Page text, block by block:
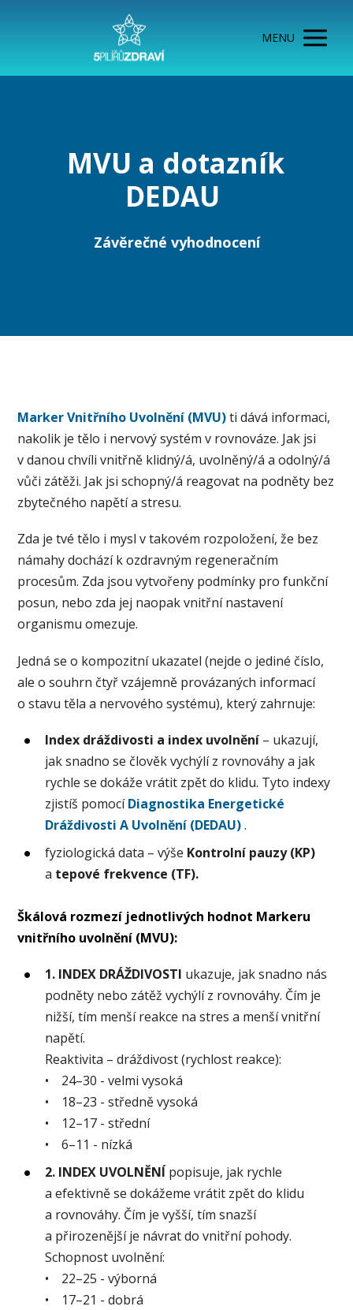
MENU
MVU a dotazník
DEDAU
Závěrečné vyhodnocení
Marker Vnitřního Uvolnění (MVU)ti dává informaci,
nakolik je tělo i nervový systém v rovnováze. Jak jsi
v danou chvíli vnitřně klidný/á, uvolněný/á a odolný/á
vůči zátěži. Jak jsi schopný/á reagovat na podněty bez
zbytečného napětí a stresu.
Zda je tvé tělo i mysl v takovém rozpoložení, že bez
námahy dochází k ozdravným regeneračním
procesům. Zda jsou vytvořeny podmínky pro funkční
posun, nebo zda jej naopak vnitřní nastavení
organismu omezuje.
Jedná se o kompozitní ukazatel (nejde o jediné číslo,
ale o souhrn čtyř vzájemně provázaných informací
o stavu těla a nervového systému), který zahrnuje:
Index dráždivosti a index uvolnění – ukazují,
jak snadno se člověk vychýlí z rovnováhy a jak
rychle se dokáže vrátit zpět do klidu. Tyto indexy
zjistíš pomocíDiagnostika Energetické
Dráždivosti A Uvolnění (DEDAU).
fyziologická data – výše Kontrolní pauzy (KP)
a tepové frekvence (TF).
Škálová rozmezí jednotlivých hodnot Markeru
vnitřního uvolnění (MVU):
1. INDEX DRÁŽDIVOSTI ukazuje, jak snadno nás
podněty nebo zátěž vychýlí z rovnováhy. Čím je
nižší, tím menší reakce na stres a menší vnitřní
napětí.
Reaktivita – dráždivost (rychlost reakce):
• 24–30 - velmi vysoká
• 18–23 - středně vysoká
• 12–17 - střední
• 6–11 - nízká
2. INDEX UVOLNĚNÍ popisuje, jak rychle
a efektivně se dokážeme vrátit zpět do klidu
a rovnováhy. Čím je vyšší, tím snazší
a přirozenější je návrat do vnitřní pohody.
Schopnost uvolnění:
• 22–25 - výborná
• 17–21 - dobrá